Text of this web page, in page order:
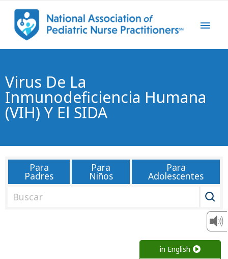
Virus De La
Inmunodeficiencia Humana
(VIH) Y El SIDA
Para
Padres
Para
Niños
Para
Adolescentes
in English